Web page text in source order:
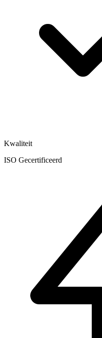
Kwaliteit
ISO Gecertificeerd